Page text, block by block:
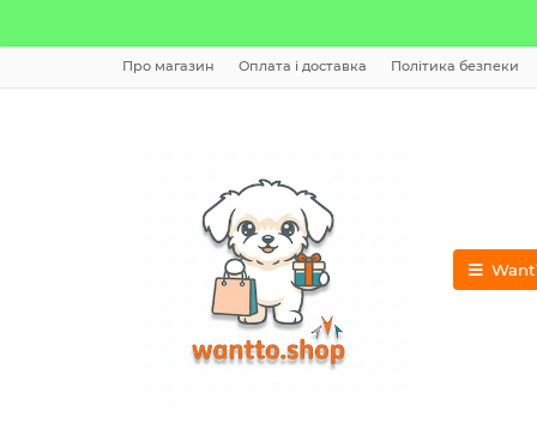
Про магазин Оплата і доставка Політика безпеки